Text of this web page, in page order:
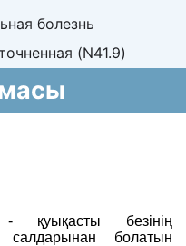
болезнь
(N41.9)
безінің
салдарынан болатын